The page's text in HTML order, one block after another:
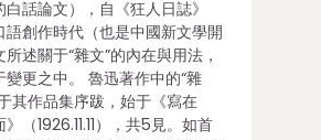
白話論文），自《狂人日誌》
語創作時代（也是中國新文學開
述關于“雜文”的內在與用法，
變更之中。 魯迅著作中的“雜
其作品集序跋，始于《寫在
》（1926.11.11），共5見。如首